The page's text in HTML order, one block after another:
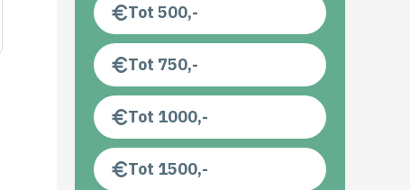
Tot 500,-
Tot 750,-
Tot 1000,-
Tot 1500,-